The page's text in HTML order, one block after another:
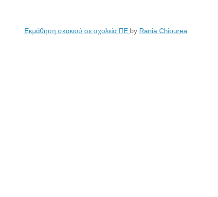
Εκμάθηση σκακιού σε σχολεία ΠΕ by Rania Chiourea